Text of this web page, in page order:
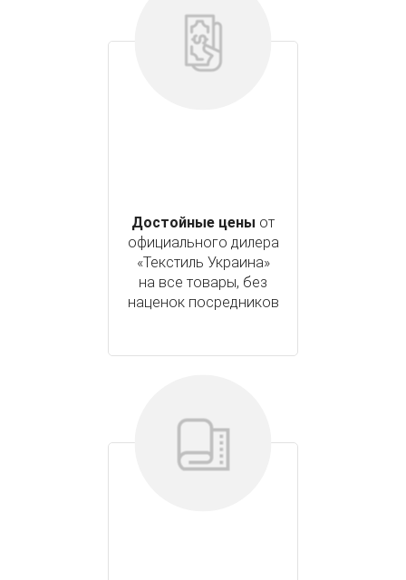
Достойные цены от
официального дилера
«Текстиль Украина»
на все товары, без
наценок посредников